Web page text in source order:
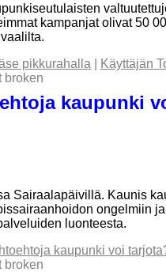
kampanjat olivat 50
pikkurahalla
Käyttäjän
broken
kaupunki
Sairaalapäivillä. Kaunis
ongelmiin
luonteesta.
kaupunki voi
broken